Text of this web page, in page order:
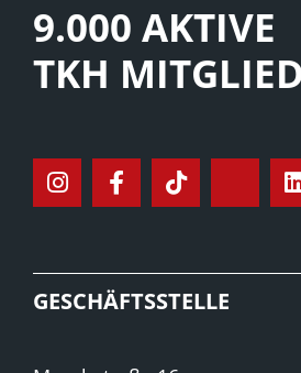
9.000 AKTIVE
TKH
GESCHÄFTSSTELLE